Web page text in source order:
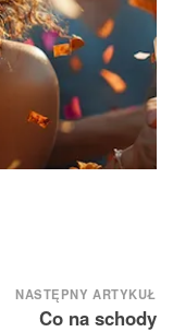
NASTĘPNY ARTYKUŁ
Co na schody